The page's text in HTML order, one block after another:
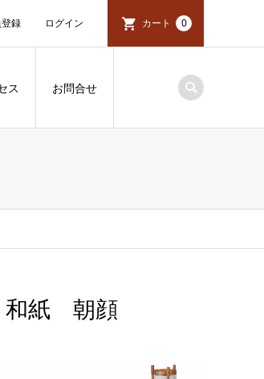
録 ログイン カート 0
ス お問合せ
和紙 朝顔